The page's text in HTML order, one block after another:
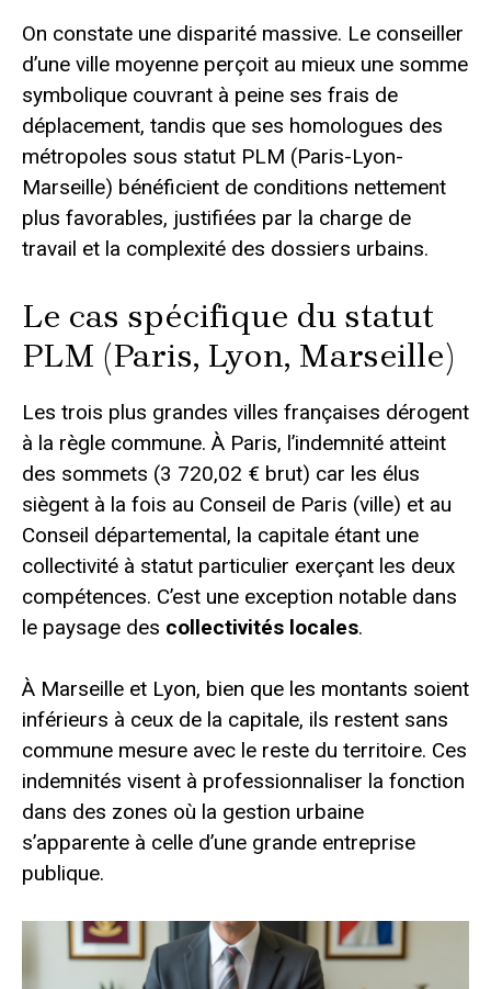
On constate une disparité massive. Le conseiller
d’une ville moyenne perçoit au mieux une somme
symbolique couvrant à peine ses frais de
déplacement, tandis que ses homologues des
métropoles sous statut PLM (Paris-Lyon-
Marseille) bénéficient de conditions nettement
plus favorables, justifiées par la charge de
travail et la complexité des dossiers urbains.
Le cas spécifique du statut
PLM (Paris, Lyon, Marseille)
Les trois plus grandes villes françaises dérogent
à la règle commune. À Paris, l’indemnité atteint
des sommets (3 720,02 € brut) car les élus
siègent à la fois au Conseil de Paris (ville) et au
Conseil départemental, la capitale étant une
collectivité à statut particulier exerçant les deux
compétences. C’est une exception notable dans
le paysage des collectivités locales.
À Marseille et Lyon, bien que les montants soient
inférieurs à ceux de la capitale, ils restent sans
commune mesure avec le reste du territoire. Ces
indemnités visent à professionnaliser la fonction
dans des zones où la gestion urbaine
s’apparente à celle d’une grande entreprise
publique.